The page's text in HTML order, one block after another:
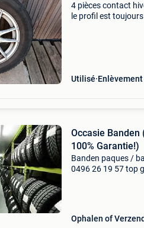
4 pièces contact
le profil est
Utilisé Enlèvement
Occasie
100% Garantie!)
Banden paques /
0496 26 19 57 top
Ophalen of